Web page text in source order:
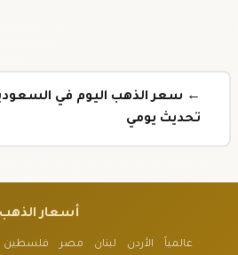
تحديث يومي
أسعار الذهب
عالمياً الأردن لبنان مصر فلسطين